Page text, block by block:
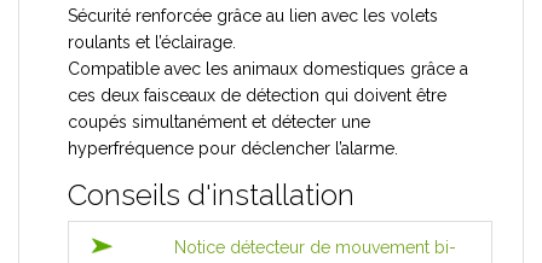
Sécurité renforcée grâce au lien avec les volets
roulants et l’éclairage.
Compatible avec les animaux domestiques grâce a
ces deux faisceaux de détection qui doivent être
coupés simultanément et détecter une
hyperfréquence pour déclencher l’alarme.
Conseils d'installation
Notice détecteur de mouvement bi-